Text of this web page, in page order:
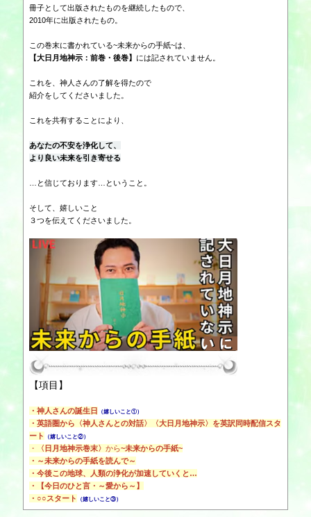
冊子として出版されたものを継続したもので、
2010年に出版されたもの。
この巻末に書かれている~未来からの手紙~は、
【大日月地神示：前巻・後巻】 には記されていません。
これを、神人さんの了解を得たので
紹介をしてくださいました。
これを共有することにより、
あなたの不安を浄化して、
より良い未来を引き寄せる
…と信じております…ということ。
そして、嬉しいこと
３つを伝えてくださいました。
【項目】
・神人さんの誕生日 （嬉しいこと①）
・英語圏から〈神人さんとの対話〉〈大日月地神示〉を英訳同時配信スタ
ート
（嬉しいこと②）
・ 〈日月地神示巻末〉から~未来からの手紙~
・ ～未来からの手紙を読んで～
・今後この地球、人類の浄化が加速していくと…
・
【今日のひと言・～愛から～】
・ ○○スタート （嬉しいこと③）